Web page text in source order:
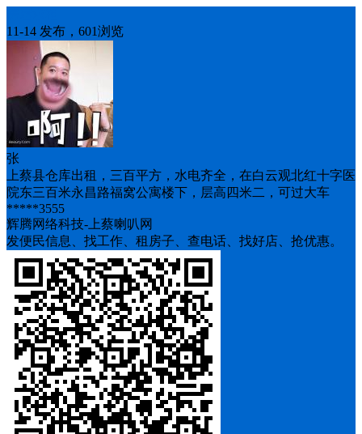
11-14 发布，601浏览
张
上蔡县仓库出租，三百平方，水电齐全，在白云观北红十字医
院东三百米永昌路福窝公寓楼下，层高四米二，可过大车
*****3555
辉腾网络科技-上蔡喇叭网
发便民信息、找工作、租房子、查电话、找好店、抢优惠。